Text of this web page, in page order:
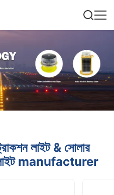
লাইট & সোলার
লাইট manufacturer